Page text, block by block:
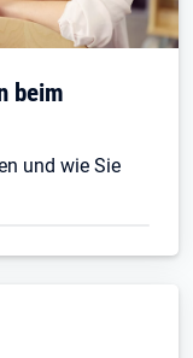
beim
und wie Sie